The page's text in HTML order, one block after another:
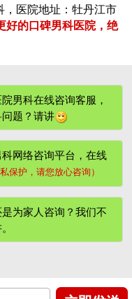
，医院地址：牡丹江市
好的口碑男科医院，绝
男科在线咨询客服，
题？请讲
网络咨询平台，在线
私保护，请您放心咨询）
为家人咨询？我们不